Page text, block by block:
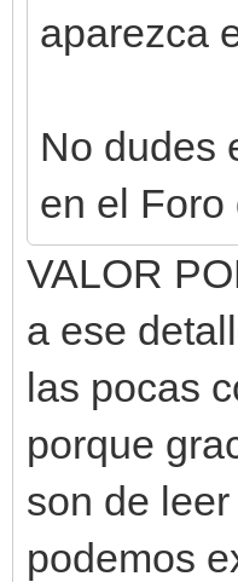
aparezca
No dudes
en el Foro
VALOR
a ese
las pocas
porque
son de
podemos